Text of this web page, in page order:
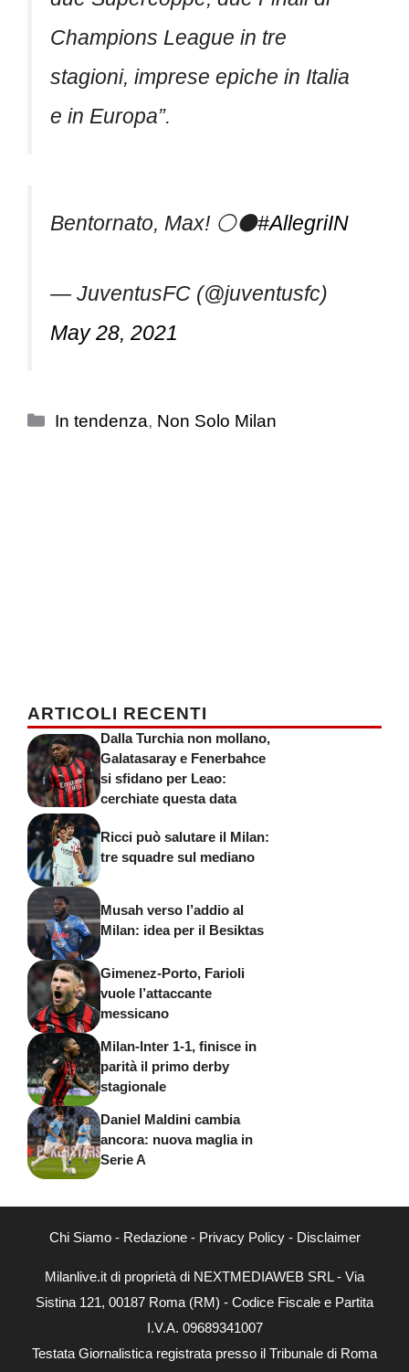
Champions League in tre
stagioni, imprese epiche in Italia
e in Europa”.
Bentornato, Max! ⚪⚫#AllegriIN
— JuventusFC (@juventusfc)
May 28, 2021
Categorie
In tendenza, Non Solo Milan
ARTICOLI RECENTI
Dalla Turchia non mollano,
Galatasaray e Fenerbahce
si sfidano per Leao:
cerchiate questa data
Ricci può salutare il Milan:
tre squadre sul mediano
Musah verso l’addio al
Milan: idea per il Besiktas
Gimenez-Porto, Farioli
vuole l’attaccante
messicano
Milan-Inter 1-1, finisce in
parità il primo derby
stagionale
Daniel Maldini cambia
ancora: nuova maglia in
Serie A
Chi Siamo- Redazione- Privacy Policy- Disclaimer
Milanlive.it di proprietà di NEXTMEDIAWEB SRL - Via
Sistina 121, 00187 Roma (RM) - Codice Fiscale e Partita
I.V.A. 09689341007
Testata Giornalistica registrata presso il Tribunale di Roma